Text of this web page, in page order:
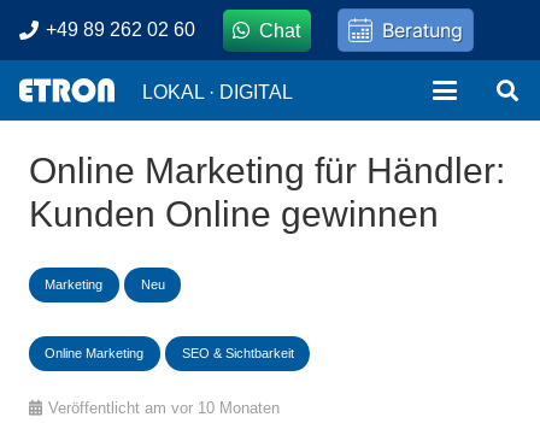
+49 89 262 02 60 Chat Beratung
LOKAL · DIGITAL
Online Marketing für Händler:
Kunden Online gewinnen
Marketing Neu
Online Marketing SEO & Sichtbarkeit
Veröffentlicht amvor 10 Monaten